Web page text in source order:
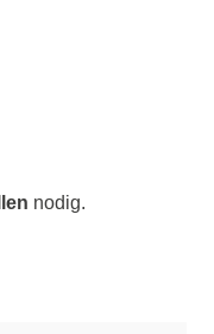
nodig.